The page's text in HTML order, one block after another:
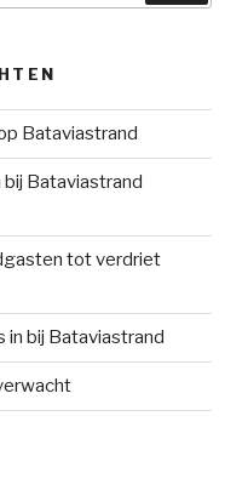
Bataviastrand
Bataviastrand
tot verdriet
in bij Bataviastrand